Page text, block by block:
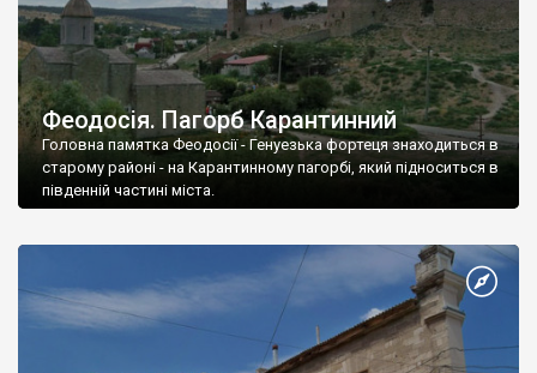
Феодосія. Пагорб Карантинний
Головна памятка Феодосії - Генуезька фортеця знаходиться в
старому районі - на Карантинному пагорбі, який підноситься в
південній частині міста.